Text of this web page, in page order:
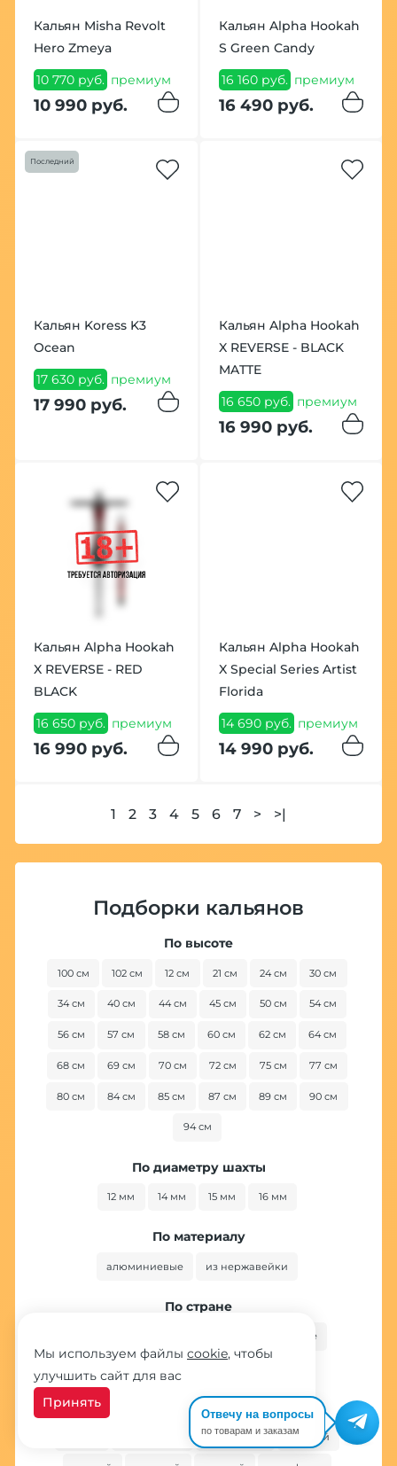
Мы используем файлы cookie, чтобы
улучшить сайт для вас
Принять
Кальян Misha Revolt
Hero Zmeya
10 770 руб. премиум
10 990 руб.
Кальян Alpha Hookah
S Green Candy
16 160 руб. премиум
16 490 руб.
Последний
Кальян Koress K3
Ocean
17 630 руб. премиум
17 990 руб.
Кальян Alpha Hookah
X REVERSE - BLACK
MATTE
16 650 руб. премиум
16 990 руб.
Кальян Alpha Hookah
X REVERSE - RED
BLACK
16 650 руб. премиум
16 990 руб.
Кальян Alpha Hookah
X Special Series Artist
Florida
14 690 руб. премиум
14 990 руб.
1 2 3 4 5 6 7 > >|
Подборки кальянов
По высоте
100 см 102 см 12 см 21 см 24 см 30 см
34 см 40 см 44 см 45 см 50 см 54 см
56 см 57 см 58 см 60 см 62 см 64 см
68 см 69 см 70 см 72 см 75 см 77 см
80 см 84 см 85 см 87 см 89 см 90 см
94 см
По диаметру шахты
12 мм 14 мм 15 мм 16 мм
По материалу
алюминиевые из нержавейки
По стране
китайские
По цвету
бронзовый голубой
Отвечу на вопросы
по товарам и заказам